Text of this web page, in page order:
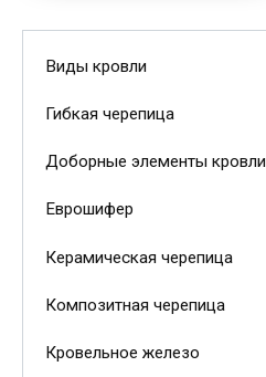
Виды кровли
Гибкая черепица
Доборные элементы кровли
Еврошифер
Керамическая черепица
Композитная черепица
Кровельное железо